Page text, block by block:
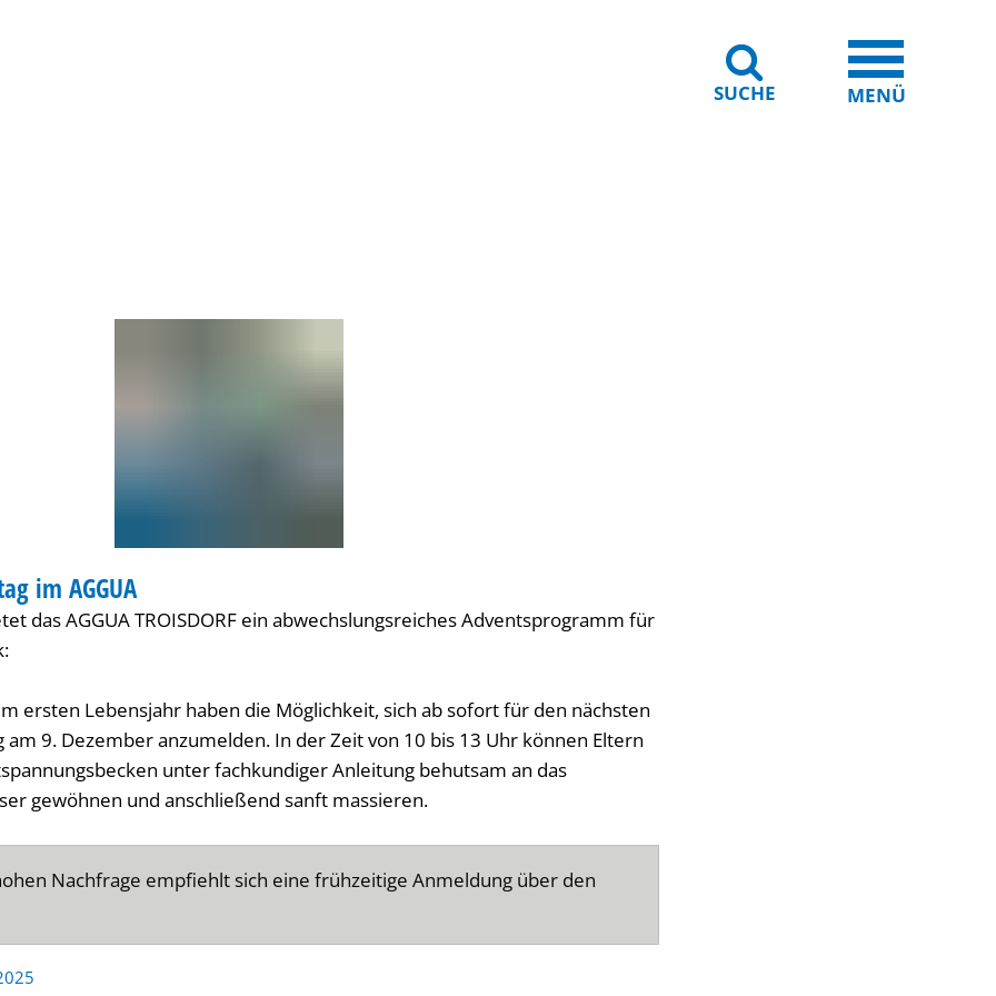
SUCHE MENÜ
im AGGUA
das AGGUA TROISDORF ein abwechslungsreiches Adventsprogramm für
ersten Lebensjahr haben die Möglichkeit, sich ab sofort für den nächsten
am 9. Dezember anzumelden. In der Zeit von 10 bis 13 Uhr können Eltern
unter fachkundiger Anleitung behutsam an das
gewöhnen und anschließend sanft massieren.
Nachfrage empfiehlt sich eine frühzeitige Anmeldung über den